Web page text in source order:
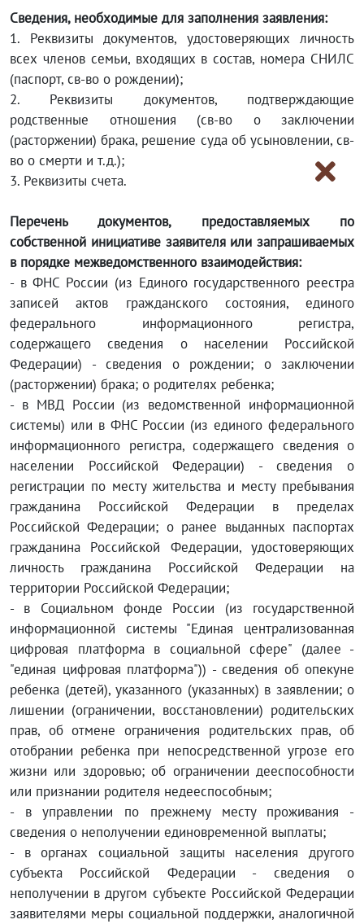
Сведения, необходимые для заполнения заявления:
1. Реквизиты документов, удостоверяющих личность
всех членов семьи, входящих в состав, номера СНИЛС
(паспорт, св-во о рождении);
2. Реквизиты документов, подтверждающие
родственные отношения (св-во о заключении
(расторжении) брака, решение суда об усыновлении, св-
во о смерти и т.д.);
3. Реквизиты счета.
Перечень документов, предоставляемых по
собственной инициативе заявителя или запрашиваемых
в порядке межведомственного взаимодействия:
- в ФНС России (из Единого государственного реестра
записей актов гражданского состояния, единого
федерального информационного регистра,
содержащего сведения о населении Российской
Федерации) - сведения о рождении; о заключении
(расторжении) брака; о родителях ребенка;
- в МВД России (из ведомственной информационной
системы) или в ФНС России (из единого федерального
информационного регистра, содержащего сведения о
населении Российской Федерации) - сведения о
регистрации по месту жительства и месту пребывания
гражданина Российской Федерации в пределах
Российской Федерации; о ранее выданных паспортах
гражданина Российской Федерации, удостоверяющих
личность гражданина Российской Федерации на
территории Российской Федерации;
- в Социальном фонде России (из государственной
информационной системы "Единая централизованная
цифровая платформа в социальной сфере" (далее -
"единая цифровая платформа")) - сведения об опекуне
ребенка (детей), указанного (указанных) в заявлении; о
лишении (ограничении, восстановлении) родительских
прав, об отмене ограничения родительских прав, об
отобрании ребенка при непосредственной угрозе его
жизни или здоровью; об ограничении дееспособности
или признании родителя недееспособным;
- в управлении по прежнему месту проживания -
сведения о неполучении единовременной выплаты;
- в органах социальной защиты населения другого
субъекта Российской Федерации - сведения о
неполучении в другом субъекте Российской Федерации
заявителями меры социальной поддержки, аналогичной